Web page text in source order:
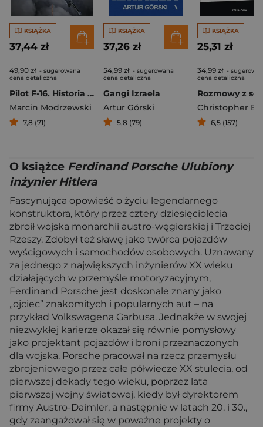
KSIĄŻKA
37,44 zł
49,90 zł - sugerowana
cena detaliczna
Pilot F-16. Historia dowódcy 10 Eskadry Lotnictwa Taktycznego w Łasku
Marcin Modrzewski
7,8 (71)
KSIĄŻKA
37,26 zł
54,99 zł - sugerowana
cena detaliczna
Gangi Izraela
Artur Górski
5,8 (79)
KSIĄŻKA
25,31 zł
34,99 zł -
cena detaliczna
6,5 (157)
O książce Ferdinand Porsche Ulubiony
inżynier Hitlera
Fascynująca opowieść o życiu legendarnego
konstruktora, który przez cztery dziesięciolecia
zbroił wojska monarchii austro-węgierskiej i Trzeciej
Rzeszy. Zdobył też sławę jako twórca pojazdów
wyścigowych i samochodów osobowych. Uznawany
za jednego z największych inżynierów XX wieku
działających w przemyśle motoryzacyjnym,
Ferdinand Porsche jest doskonale znany jako
„ojciec” znakomitych i popularnych aut – na
przykład Volkswagena Garbusa. Jednakże w swojej
niezwykłej karierze okazał się równie pomysłowy
jako projektant pojazdów i broni przeznaczonych
dla wojska. Porsche pracował na rzecz przemysłu
zbrojeniowego przez całe półwiecze XX stulecia, od
pierwszej dekady tego wieku, poprzez lata
pierwszej wojny światowej, kiedy był dyrektorem
firmy Austro-Daimler, a następnie w latach 20. i 30.,
gdy zaangażował się w poważne projekty o